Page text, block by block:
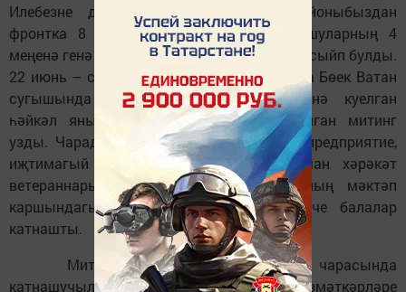
Илебезне дошманнан саклау өчен районыбыздан
фронтка 8 меңнән артык кеше китте, шуларның 4
меңенә генә туган җиренә әйләнеп кайту насыйп булды.
22 июнь – сугыш башланган көндә Сабада Бөек Ватан
сугышында һәлак булганнар истәлегенә куелган
һәйкәл янында әлеге датага багышланган митинг
узды. Чарада район җитәкчелеге, оешма-предприятие,
иҗтимагый оешма вәкилләре, сугышчан хәрәкәт
ветераннары, дин әһелләре һәм Сабаның мәктәп
каршындагы лагерьларда шөгыльләнүче балалар
катнашты.
Митинг башланганчы, мәтам чарасында
катнашучылар туган якны өйрәнү музее хезмәткәрләре